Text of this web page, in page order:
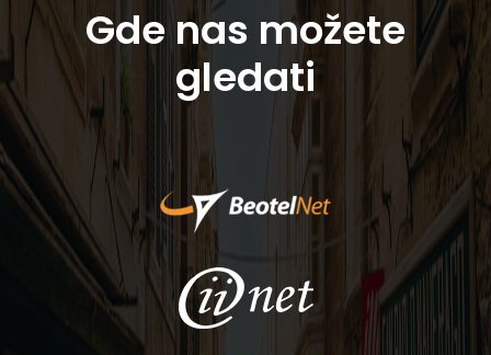
Gde nas možete
gledati